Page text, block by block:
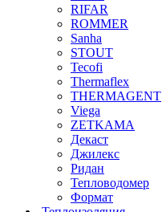
RIFAR
ROMMER
Sanha
STOUT
Tecofi
Thermaflex
THERMAGENT
Viega
ZETKAMA
Декаст
Джилекс
Ридан
Тепловодомер
Формат